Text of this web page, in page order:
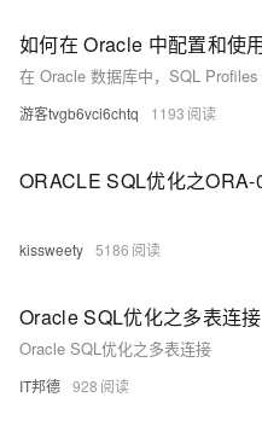
游客tvgb6vci6chtq 1193
kissweety 5186
Oracle SQL优化之多表连接
Oracle SQL优化之多表连接
IT邦德 928